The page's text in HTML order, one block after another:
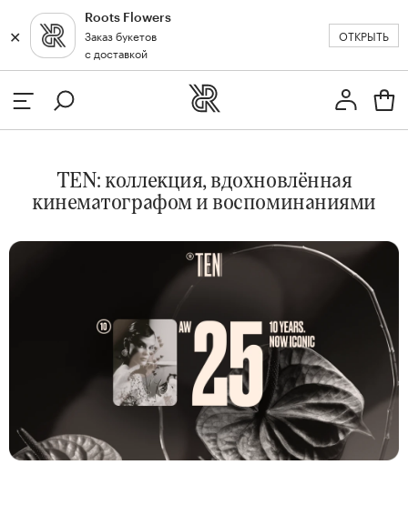
✕
Roots Flowers
Заказ букетов
с доставкой
ОТКРЫТЬ
Профиль
Вход или регистрация
Москва
✕
TEN: коллекция, вдохновлённая
кинематографом и воспоминаниями